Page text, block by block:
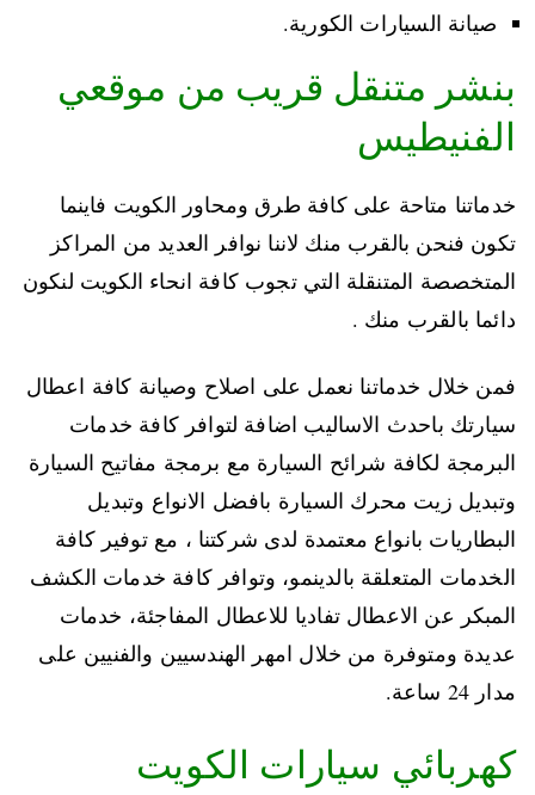
صيانة السيارات الكورية.
بنشر متنقل قريب من موقعي
الفنيطيس
خدماتنا متاحة على كافة طرق ومحاور الكويت فاينما
تكون فنحن بالقرب منك لاننا نوافر العديد من المراكز
المتخصصة المتنقلة التي تجوب كافة انحاء الكويت لنكون
دائما بالقرب منك .
فمن خلال خدماتنا نعمل على اصلاح وصيانة كافة اعطال
سيارتك باحدث الاساليب اضافة لتوافر كافة خدمات
البرمجة لكافة شرائح السيارة مع برمجة مفاتيح السيارة
وتبديل زيت محرك السيارة بافضل الانواع وتبديل
البطاريات بانواع معتمدة لدى شركتنا ، مع توفير كافة
الخدمات المتعلقة بالدينمو، وتوافر كافة خدمات الكشف
المبكر عن الاعطال تفاديا للاعطال المفاجئة، خدمات
عديدة ومتوفرة من خلال امهر الهندسيين والفنيين على
مدار 24 ساعة.
كهربائي سيارات الكويت